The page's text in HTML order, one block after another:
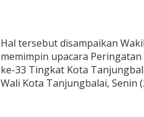
n
c
i
H
a
Hal tersebut disampaikan
memimpin upacara
ke-33 Tingkat Kota
Wali Kota Tanjungbalai, Senin